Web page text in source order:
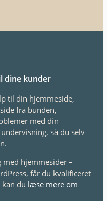
dine kunder
til din hjemmeside,
fra bunden,
med din
så du selv
hjemmesider –
får du kvalificeret
du læse mere om